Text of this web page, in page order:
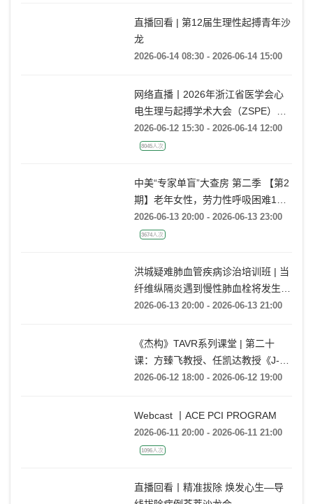
直播回看 | 第12届生理性起搏青年沙
龙
网络直播丨2026年浙江省医学会心
电生理与起搏学术大会（ZSPE）
——科普论坛
2026-06-12 15:30 - 2026-06-14 12:00
中美“专家单盲”大查房 第二季 【第2
期】老年女性，劳力性呼吸困难1月
余
2026-06-13 20:00 - 2026-06-13 23:00
洪城疑难肺血管疾病诊治培训班 | 当
纤维纵隔炎遇到慢性肺血栓将发生什
《杰构》TAVR系列课堂 | 第二十
课：方臻飞教授、任凯达教授《J-
经验分享》
Webcast 丨ACE PCI PROGRAM
2026-06-11 20:00 - 2026-06-11 21:00